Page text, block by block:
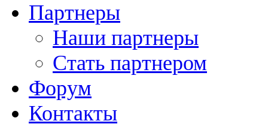
Партнеры
Наши партнеры
Стать партнером
Форум
Контакты